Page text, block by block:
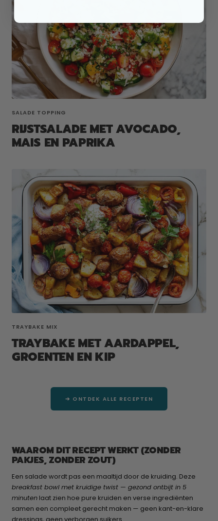
SALADE TOPPING
RIJSTSALADE MET AVOCADO,
MAIS EN PAPRIKA
TRAYBAKE MIX
TRAYBAKE MET AARDAPPEL,
GROENTEN EN KIP
➔ ONTDEK ALLE RECEPTEN
WAAROM DIT RECEPT WERKT (ZONDER
PAKJES, ZONDER ZOUT)
Een salade wordt pas een maaltijd door de kruiding. Deze
breakfast bowl met kruidige twist — gezond ontbijt in 5
minuten laat zien hoe pure kruiden en verse ingrediënten
samen een compleet gerecht maken — geen kant-en-klare